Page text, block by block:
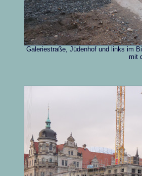
Galeriestraße, Jüdenhof und links im
mit